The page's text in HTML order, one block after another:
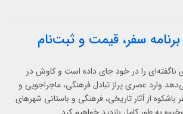
سفر، قیمت و ثبت‌نام
ناگفته‌ای را در خود جای داده است و کاوش در
وارد عصری پراز تبادل فرهنگی، ماجراجویی و
از آثار تاریخی، فرهنگی و باستانی شهرهای